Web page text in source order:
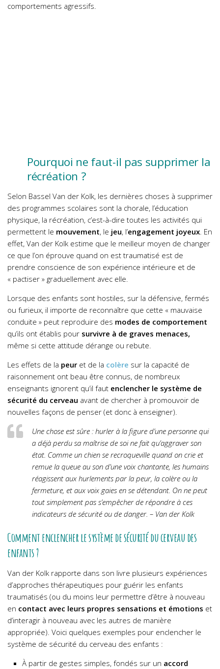
comportements agressifs.
Pourquoi ne faut-il pas supprimer la
récréation ?
Selon Bassel Van der Kolk, les dernières choses à supprimer
des programmes scolaires sont la chorale, l’éducation
physique, la récréation, c’est-à-dire toutes les activités qui
permettent le mouvement, le jeu, l’engagement joyeux. En
effet, Van der Kolk estime que le meilleur moyen de changer
ce que l’on éprouve quand on est traumatisé est de
prendre conscience de son expérience intérieure et de
« pactiser » graduellement avec elle.
Lorsque des enfants sont hostiles, sur la défensive, fermés
ou furieux, il importe de reconnaître que cette « mauvaise
conduite » peut reproduire des modes de comportement
qu’ils ont établis pour survivre à de graves menaces,
même si cette attitude dérange ou rebute.
Les effets de la peur et de la colère sur la capacité de
raisonnement ont beau être connus, de nombreux
enseignants ignorent qu’il faut enclencher le système de
sécurité du cerveau avant de chercher à promouvoir de
nouvelles façons de penser (et donc à enseigner).
Une chose est sûre : hurler à la figure d’une personne qui
a déjà perdu sa maîtrise de soi ne fait qu’aggraver son
état. Comme un chien se recroqueville quand on crie et
remue la queue au son d’une voix chantante, les humains
réagissent aux hurlements par la peur, la colère ou la
fermeture, et aux voix gaies en se détendant. On ne peut
tout simplement pas s’empêcher de répondre à ces
indicateurs de sécurité ou de danger. – Van der Kolk
Comment enclencher le système de sécurité du cerveau des
enfants ?
Van der Kolk rapporte dans son livre plusieurs expériences
d’approches thérapeutiques pour guérir les enfants
traumatisés (ou du moins leur permettre d’être à nouveau
en contact avec leurs propres sensations et émotions et
d’interagir à nouveau avec les autres de manière
appropriée). Voici quelques exemples pour enclencher le
système de sécurité du cerveau des enfants :
À partir de gestes simples, fondés sur un accord